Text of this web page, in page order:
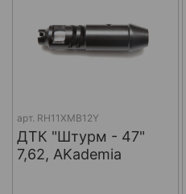
арт. RH11XMB12Y
ДТК "Штурм - 47"
7,62, AKademia